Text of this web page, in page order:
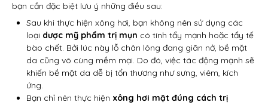
bạn cần đặc biệt lưu ý những điều sau:
Sau khi thực hiện xông hơi, bạn không nên sử dụng các
loại dược mỹ phẩm trị mụn có tính tẩy mạnh hoặc tẩy tế
bào chết. Bởi lúc này lỗ chân lông đang giãn nở, bề mặt
da cũng vô cùng mềm mại. Do đó, việc tác động mạnh sẽ
khiến bề mặt da dễ bị tổn thương như sưng, viêm, kích
ứng.
Bạn chỉ nên thực hiện xông hơi mặt đúng cách trị